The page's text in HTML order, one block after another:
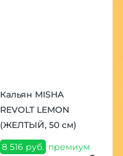
Кальян MISHA
REVOLT LEMON
(ЖЕЛТЫЙ, 50 см)
8 516 руб. премиум